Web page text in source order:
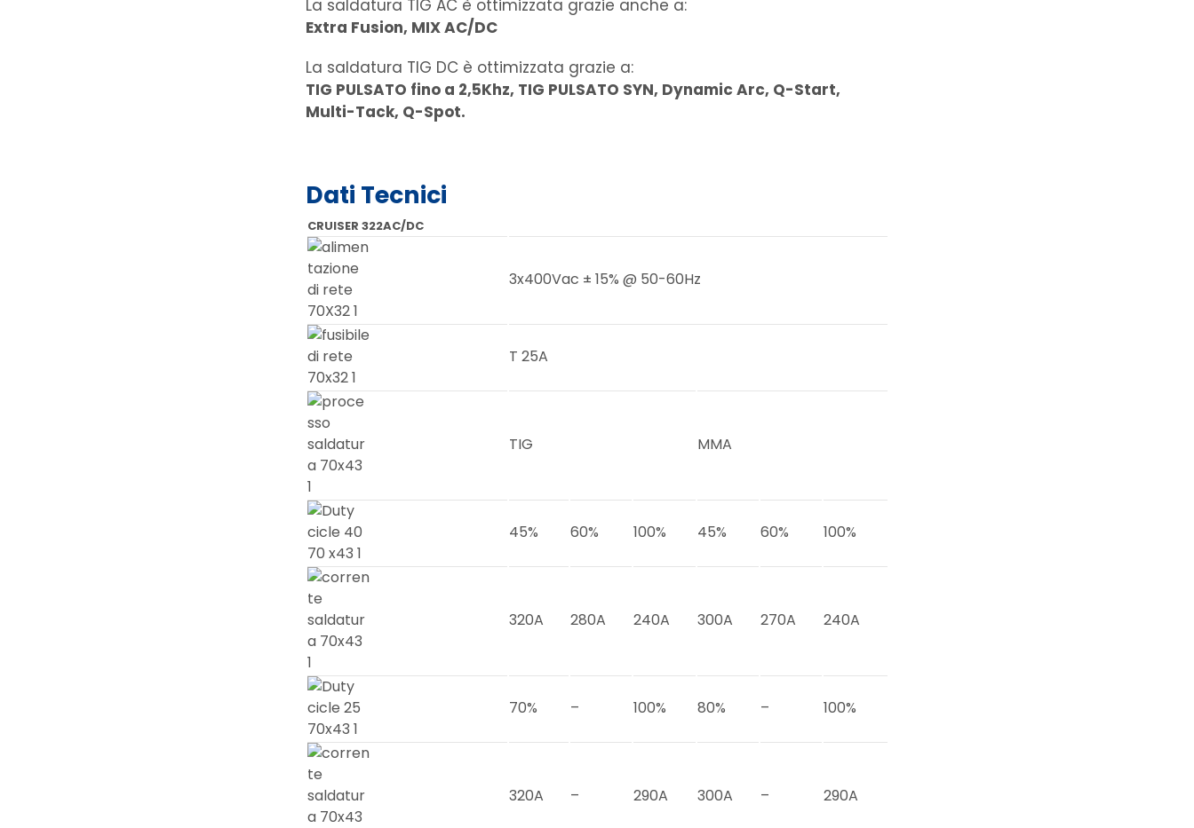
La saldatura TIG AC è ottimizzata grazie anche a:
Extra Fusion, MIX AC/DC
La saldatura TIG DC è ottimizzata grazie a:
TIG PULSATO fino a 2,5Khz, TIG PULSATO SYN, Dynamic Arc, Q-Start,
Multi-Tack, Q-Spot.
Dati Tecnici
CRUISER 322AC/DC
3x400Vac ± 15% @ 50-60Hz
T 25A
TIG MMA
45% 60% 100% 45% 60% 100%
320A 280A 240A 300A 270A 240A
70% – 100% 80% – 100%
320A – 290A 300A – 290A